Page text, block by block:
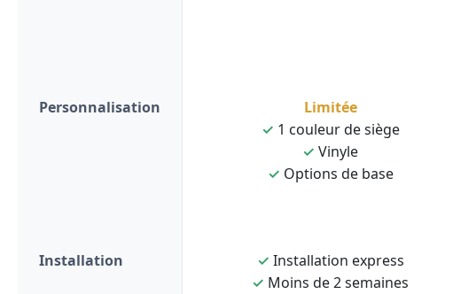
Personnalisation
Limitée
✓ 1 couleur de siège
✓ Vinyle
✓ Options de base
Installation ✓ Installation express
✓ Moins de 2 semaines